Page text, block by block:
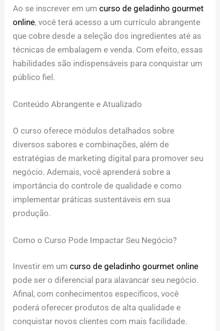
Ao se inscrever em umcurso de geladinho gourmet
online, você terá acesso a um currículo abrangente
que cobre desde a seleção dos ingredientes até as
técnicas de embalagem e venda. Com efeito, essas
habilidades são indispensáveis para conquistar um
público fiel.
Conteúdo Abrangente e Atualizado
O curso oferece módulos detalhados sobre
diversos sabores e combinações, além de
estratégias de marketing digital para promover seu
negócio. Ademais, você aprenderá sobre a
importância do controle de qualidade e como
implementar práticas sustentáveis em sua
produção.
Como o Curso Pode Impactar Seu Negócio?
Investir em umcurso de geladinho gourmet online
pode ser o diferencial para alavancar seu negócio.
Afinal, com conhecimentos específicos, você
poderá oferecer produtos de alta qualidade e
conquistar novos clientes com mais facilidade.